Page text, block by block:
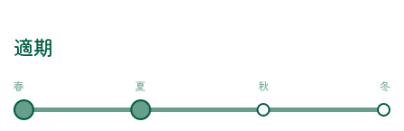
適期
春 夏 秋 冬